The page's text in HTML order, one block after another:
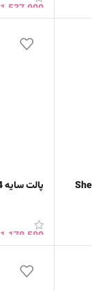
1,537,900
پالت سایه 4 رنگ ویل شیگلم Sheglam
1,170,500